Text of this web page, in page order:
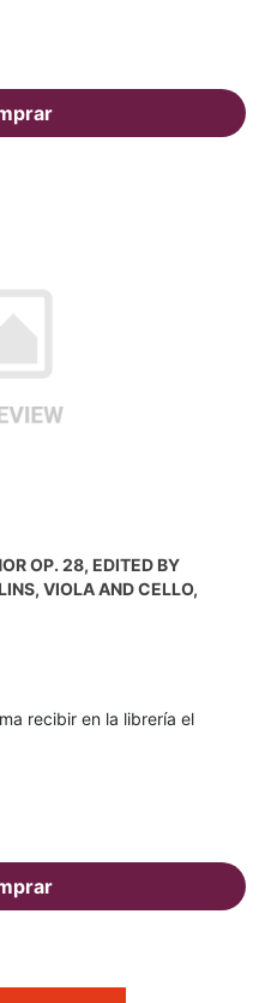
OP. 28, EDITED BY
VIOLA AND CELLO,
recibir en la librería el